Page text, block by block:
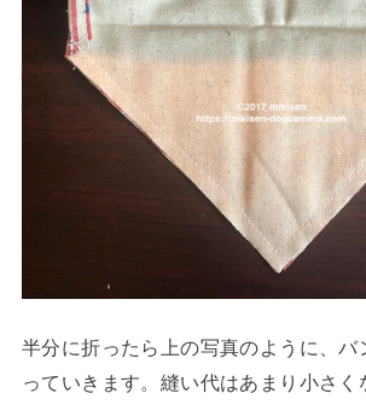
半分に折ったら上の写真のように、バ
っていきます。縫い代はあまり小さく